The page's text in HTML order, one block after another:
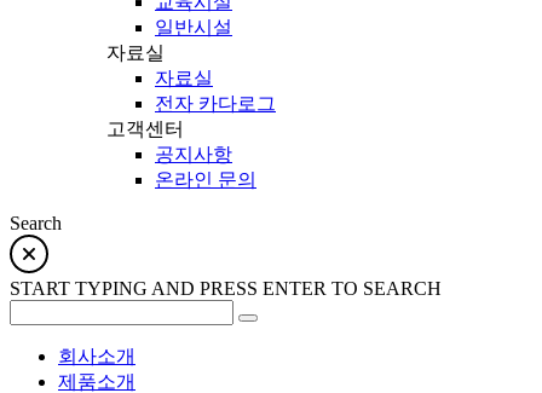
일반시설
자료실
자료실
전자 카다로그
고객센터
공지사항
온라인 문의
Search
START TYPING AND PRESS ENTER TO SEARCH
회사소개
제품소개